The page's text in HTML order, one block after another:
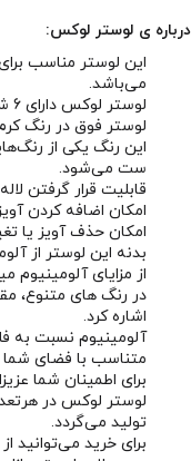
درباره ی لوستر لوکس:
این لوستر مناسب
می‌باشد.
لوستر لوکس دارای 6 شاخه و 12 شعله می‌باشد.
لوستر فوق در رنگ
این رنگ یکی از
ست می‌شود.
قابلیت قرار گرفتن
امکان اضافه کردن
امکان حذف آویز یا
بدنه این لوستر از
از مزایای آلومینیوم
در رنگ های متنوع،
اشاره کرد.
آلومینیوم نسبت به
متناسب با فضای
برای اطمینان شما
لوستر لوکس در
تولید می‌گردد.
برای خرید می‌توانید